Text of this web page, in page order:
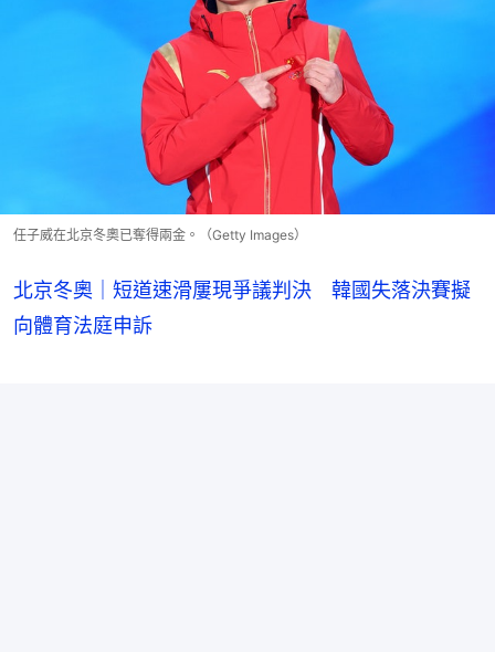
任子威在北京冬奧已奪得兩金。（Getty Images）
北京冬奧｜短道速滑屢現爭議判決 韓國失落決賽擬
向體育法庭申訴